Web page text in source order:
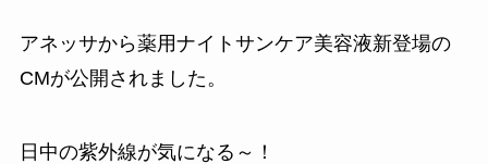
アネッサから薬用ナイトサンケア美容液新登場の
CMが公開されました。
日中の紫外線が気になる～！